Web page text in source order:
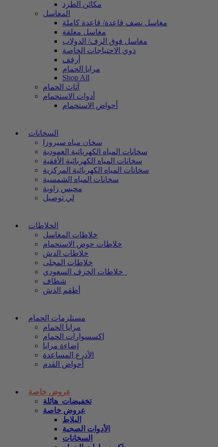
مكائن الطرد
المغاسل
مغاسل نصف قاعدة/ قاعدة كاملة
مغاسل معلقة
مغاسل فوق الرف/ الدولاب
ذوي الاحتياجات الخاصة
أرفف
مرايا الحمام
Shop All
أثاث الحمام
أدوات الاستحمام
أحواض الاستحمام
السخانات
سخان مياه سيروزا
سخانات المياه الكهربائية العمودية
سخانات المياه الكهربائية الأفقية
سخانات المياه الكهربائية المركزية
سخانات المياه الشمسية
محبس زاوية
لي توصيل
الخلاطات
خلاطات المغاسل
خلاطات حوض الاستحمام
خلاطات الدش
خلاطات المجلى
شطاف
أطقم الدش
مستلزمات الحمام
مرايا الحمام
اكسسوارات الحمام
إضاءة مرايا
الأذرع المساعدة
أحواض القدم
عروض خاصة
تخفيضات_هائلة
عروض خاصة
البلاط
الأدوات الصحية
السخانات